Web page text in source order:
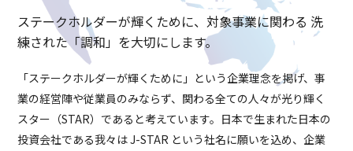
ステークホルダーが輝くために、対象事業に関わる 洗
練された「調和」を大切にします。
「ステークホルダーが輝くために」という企業理念を掲げ、事
業の経営陣や従業員のみならず、関わる全ての人々が光り輝く
スター（STAR）であると考えています。日本で生まれた日本の
投資会社である我々は J-STAR という社名に願いを込め、企業